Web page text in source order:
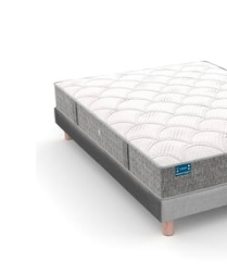
45%
de
réduction
appliquée.